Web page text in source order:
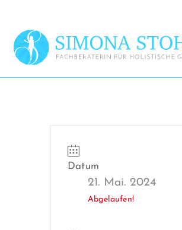
Datum
21. Mai. 2024
Abgelaufen!